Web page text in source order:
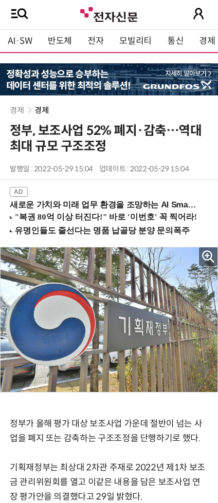
AI·SW 반도체 전자 모빌리티 통신 경제
경제 경제
정부, 보조사업 52% 폐지·감축…역대
최대 규모 구조조정
발행일 : 2022-05-29 15:04 업데이트 : 2022-05-29 15:04
새로운 가치와 미래 업무 환경을 조망하는 AI Smart Work Summit 2026 (9/11 코엑스)
정부가 올해 평가 대상 보조사업 가운데 절반이 넘는 사
업을 폐지 또는 감축하는 구조조정을 단행하기로 했다.
기획재정부는 최상대 2차관 주재로 2022년 제1차 보조
금 관리위원회를 열고 이같은 내용을 담은 보조사업 연
장 평가안을 의결했다고 29일 밝혔다.